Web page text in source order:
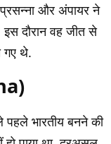
प्रसन्ना और अंपायर ने
दौरान वह जीत से
गए थे.
भारतीय बनने की